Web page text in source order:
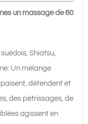
un massage de 60
Shiatsu,
Un mélange
détendent et
des pétrissages, de
agissent en